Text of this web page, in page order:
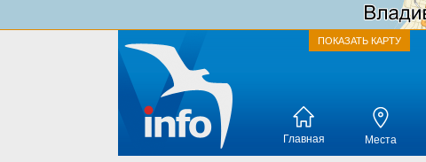
ПОКАЗАТЬ КАРТУ
Главная Места